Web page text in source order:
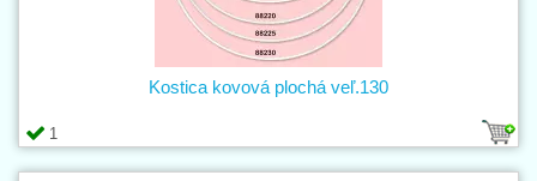
1
Kostica kovová plochá veľ.130